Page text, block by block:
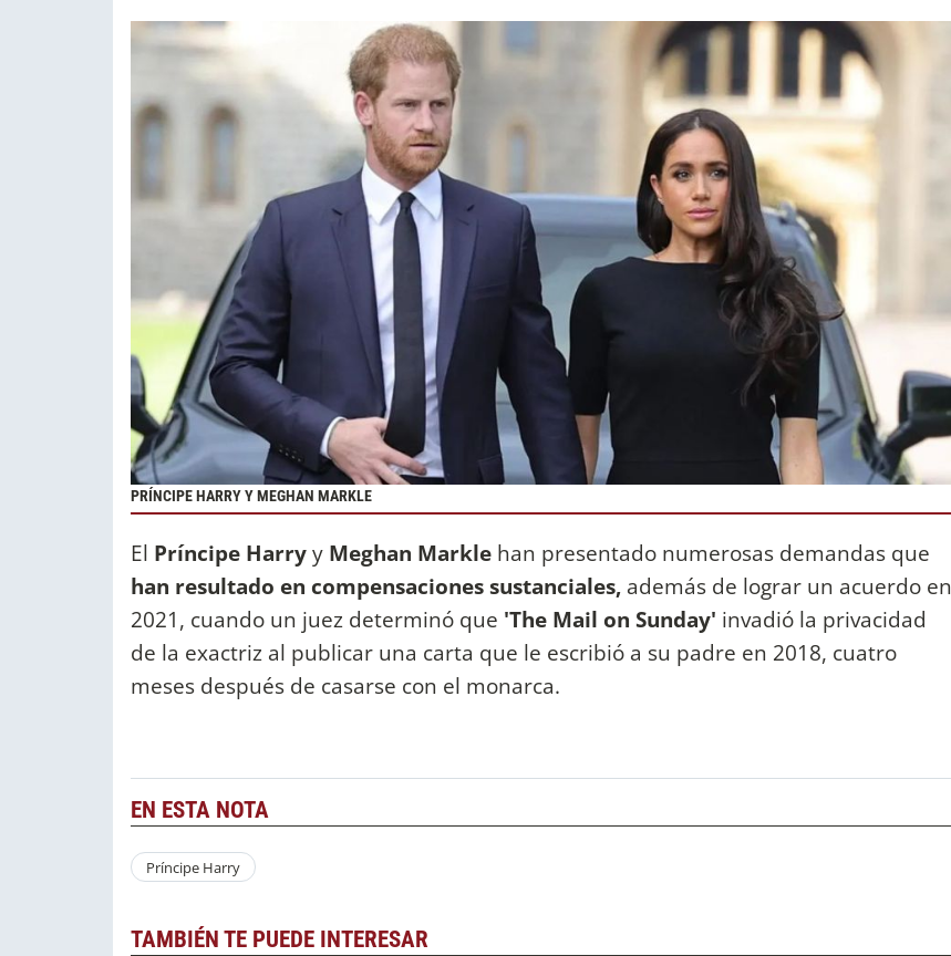
PRÍNCIPE HARRY Y MEGHAN MARKLE
El Príncipe Harryy Meghan Markle han presentado numerosas demandas que
han resultado en compensaciones sustanciales, además de lograr un acuerdo en
2021, cuando un juez determinó que 'The Mail on Sunday' invadió la privacidad
de la exactriz al publicar una carta que le escribió a su padre en 2018, cuatro
meses después de casarse con el monarca.
EN ESTA NOTA
Príncipe Harry
TAMBIÉN TE PUEDE INTERESAR